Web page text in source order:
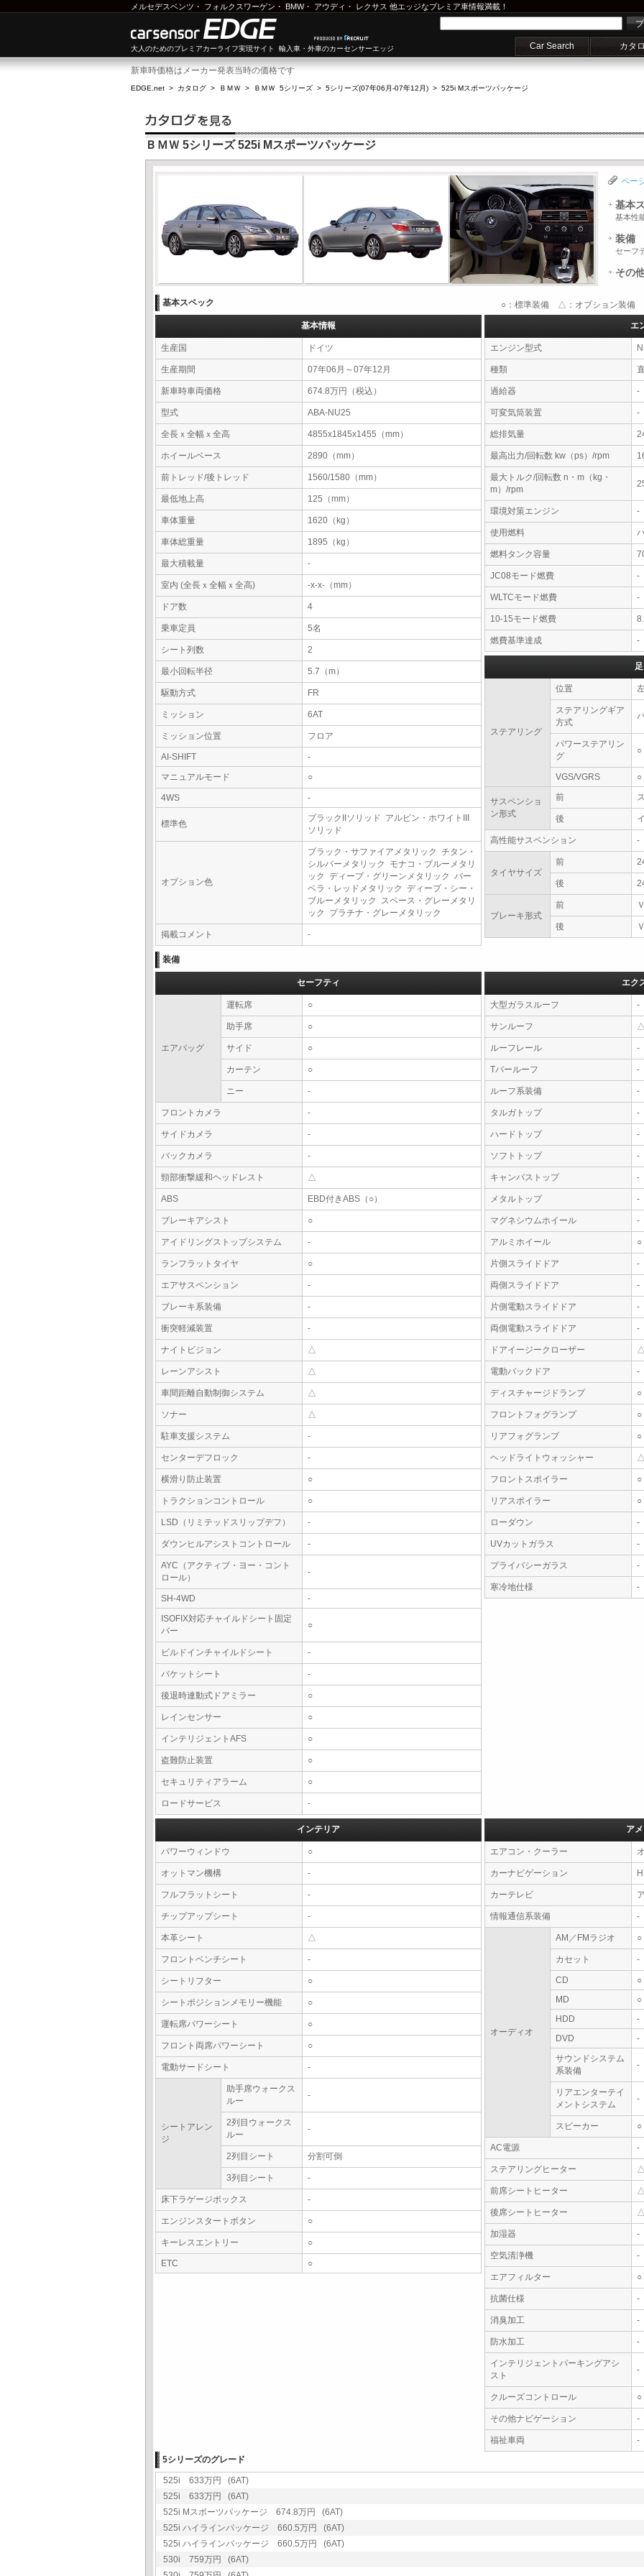
メルセデスベンツ ・ フォルクスワーゲン ・ BMW・ アウディ ・ レクサス 他エッジなプレミア車情報満載！
大人のためのプレミアカーライフ実現サイト 輸入車・外車のカーセンサーエッジ Car Search カタ
新車時価格はメーカー発表当時の価格です
EDGE.net > カタログ > ＢＭＷ > ＢＭＷ 5シリーズ > 5シリーズ(07年06月-07年12月) > 525i Mスポーツパッケージ
ＢＭＷ 5シリーズ 525i Mスポーツパッケージ
ペー
基本
基本性
装備
セーフ
その
基本スペック ○：標準装備 △：オプション装備 -
基本情報
生産国 ドイツ
生産期間 07年06月～07年12月
新車時車両価格 674.8万円（税込）
型式 ABA-NU25
全長ｘ全幅ｘ全高 4855x1845x1455（mm）
ホイールベース 2890（mm）
前トレッド/後トレッド 1560/1580（mm）
最低地上高 125（mm）
車体重量 1620（kg）
車体総重量 1895（kg）
最大積載量 -
室内 (全長ｘ全幅ｘ全高) -x-x-（mm）
ドア数 4
乗車定員 5名
シート列数 2
最小回転半径 5.7（m）
駆動方式 FR
ミッション 6AT
ミッション位置 フロア
AI-SHIFT
-
マニュアルモード
○
4WS -
標準色
ブラックIIソリッド アルピン・ホワイトIII
ソリッド
オプション色
ブラック・サファイアメタリック チタン・
シルバーメタリック モナコ・ブルーメタリ
ック ディープ・グリーンメタリック バー
ベラ・レッドメタリック ディープ・シー・
ブルーメタリック スペース・グレーメタリ
ック プラチナ・グレーメタリック
掲載コメント -
エ
エンジン型式
種類
過給器 -
可変気筒装置 -
総排気量
最高出力/回転数 kw（ps）/rpm
最大トルク/回転数 n・m（kg・
m）/rpm
環境対策エンジン -
使用燃料
燃料タンク容量
JC08モード燃費 -
WLTCモード燃費 -
10-15モード燃費
燃費基準達成 -
ステアリング
位置
ステアリングギア
方式
パワーステアリン
グ
○
VGS/VGRS ○
サスペンショ
ン形式
前
後
高性能サスペンション -
タイヤサイズ
前
後
ブレーキ形式
前
後
装備
セーフティ
エアバッグ
運転席 ○
助手席 ○
サイド ○
カーテン ○
ニー -
フロントカメラ -
サイドカメラ -
バックカメラ -
頸部衝撃緩和ヘッドレスト △
ABS EBD付きABS（○）
ブレーキアシスト ○
アイドリングストップシステム -
ランフラットタイヤ ○
エアサスペンション -
ブレーキ系装備 -
衝突軽減装置 -
ナイトビジョン △
レーンアシスト △
車間距離自動制御システム △
ソナー △
駐車支援システム -
センターデフロック -
横滑り防止装置 ○
トラクションコントロール ○
LSD（リミテッドスリップデフ） -
ダウンヒルアシストコントロール -
AYC（アクティブ・ヨー・コント
ロール）
-
SH-4WD
-
ISOFIX対応チャイルドシート固定
バー
○
ビルドインチャイルドシート -
バケットシート -
後退時連動式ドアミラー ○
レインセンサー ○
インテリジェントAFS ○
盗難防止装置 ○
セキュリティアラーム ○
ロードサービス -
エク
大型ガラスルーフ -
サンルーフ
ルーフレール -
Tバールーフ -
ルーフ系装備 -
タルガトップ -
ハードトップ -
ソフトトップ -
キャンバストップ -
メタルトップ -
マグネシウムホイール -
アルミホイール ○
片側スライドドア -
両側スライドドア -
片側電動スライドドア -
両側電動スライドドア -
ドアイージークローザー
電動バックドア -
ディスチャージドランプ ○
フロントフォグランプ ○
リアフォグランプ ○
ヘッドライトウォッシャー
フロントスポイラー ○
リアスポイラー ○
ローダウン -
UVカットガラス -
プライバシーガラス -
寒冷地仕様 -
インテリア
パワーウィンドウ ○
オットマン機構 -
フルフラットシート -
チップアップシート -
本革シート △
フロントベンチシート -
シートリフター ○
シートポジションメモリー機能 ○
運転席パワーシート ○
フロント両席パワーシート ○
電動サードシート -
シートアレン
ジ
助手席ウォークス
ルー
-
2列目ウォークス
ルー
-
2列目シート 分割可倒
3列目シート -
床下ラゲージボックス -
エンジンスタートボタン ○
キーレスエントリー ○
ETC ○
ア
エアコン・クーラー
カーナビゲーション
カーテレビ
情報通信系装備 -
オーディオ
AM／FMラジオ ○
カセット -
CD
○
MD
○
HDD
-
DVD
-
サウンドシステム
系装備
-
リアエンターテイ
メントシステム
-
スピーカー ○
AC電源 -
ステアリングヒーター
前席シートヒーター
後席シートヒーター
加湿器 -
空気清浄機 -
エアフィルター ○
抗菌仕様 -
消臭加工 -
防水加工 -
インテリジェントパーキングアシ
スト
-
クルーズコントロール ○
その他ナビゲーション -
福祉車両
-
5シリーズのグレード
525i 633万円 (6AT)
525i 633万円 (6AT)
525i Mスポーツパッケージ 674.8万円 (6AT)
525i ハイラインパッケージ 660.5万円 (6AT)
525i ハイラインパッケージ 660.5万円 (6AT)
530i 759万円 (6AT)